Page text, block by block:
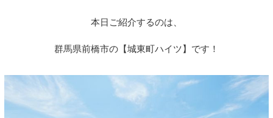
本日ご紹介するのは、
群馬県前橋市の【城東町ハイツ】です！